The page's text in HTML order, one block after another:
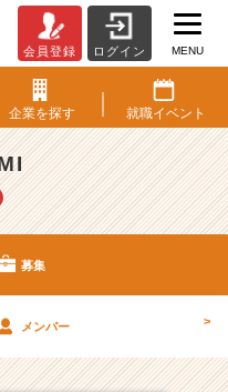
会員登録 ログイン MENU
企業を探す 就職イベント
募集
メンバー >